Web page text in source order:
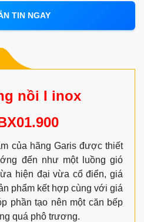
TIN NGAY
nồi I inox
của hãng Garis được thiết
đến như một luồng gió
hiện đại vừa cổ điển, giá
phẩm kết hợp cùng với giá
phần tạo nên một căn bếp
quá phô trương.